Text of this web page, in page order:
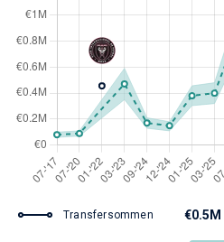
Transfersommen €0.5M